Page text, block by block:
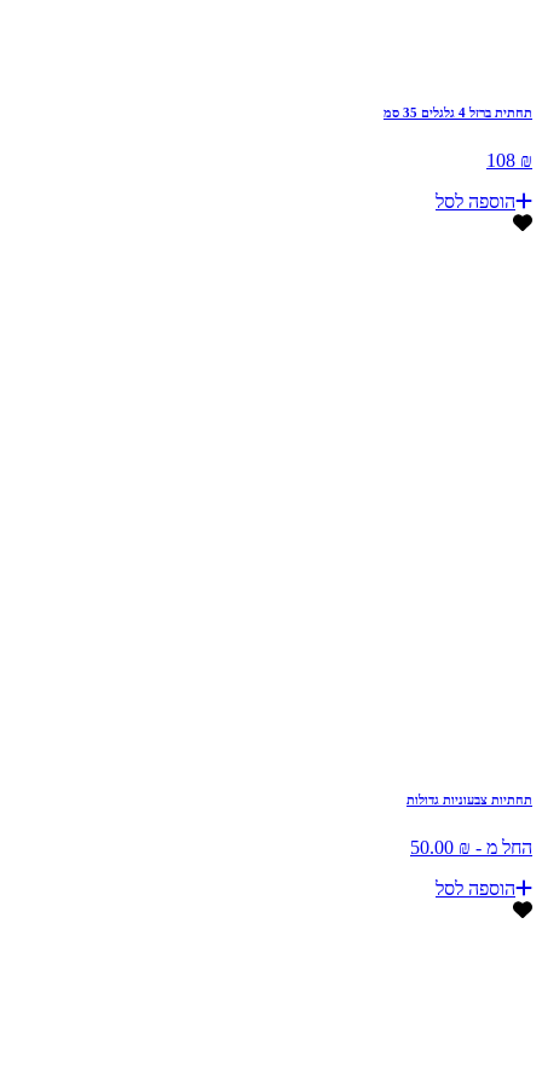
תחתית ברזל 4 גלגלים 35 סמ
₪ 108
הוספה לסל
תחתיות צבעוניות גדולות
החל מ - ₪ 50.00
הוספה לסל